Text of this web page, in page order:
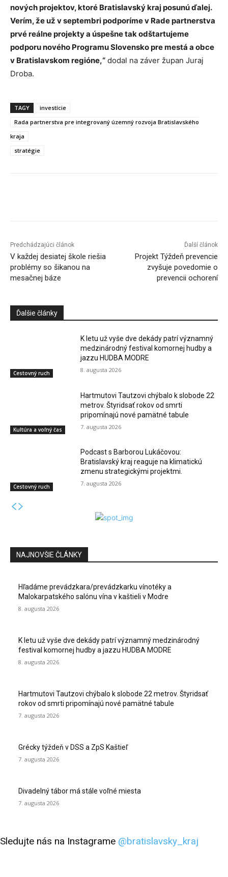
nových projektov, ktoré Bratislavský kraj posunú ďalej.
Verím, že už v septembri podporíme v Rade partnerstva
prvé reálne projekty a úspešne tak odštartujeme
podporu nového Programu Slovensko pre mestá a obce
v Bratislavskom regióne,“ dodal na záver župan Juraj
Droba.
TAGY
investície
Rada partnerstva pre integrovaný územný rozvoja Bratislavského
kraja
stratégie
Predchádzajúci článok
V každej desiatej škole riešia
problémy so šikanou na
mesačnej báze
Ďalší článok
Projekt Týždeň prevencie
zvyšuje povedomie o
prevencii ochorení
Ďalšie články
Cestovný ruch
K letu už vyše dve dekády patrí významný
medzinárodný festival komornej hudby a
jazzu HUDBA MODRE
8. augusta 2026
Kultúra a voľný čas
Hartmutovi Tautzovi chýbalo k slobode 22
metrov. Štyridsať rokov od smrti
pripomínajú nové pamätné tabule
7. augusta 2026
Cestovný ruch
Podcast s Barborou Lukáčovou:
Bratislavský kraj reaguje na klimatickú
zmenu strategickými projektmi.
7. augusta 2026
NAJNOVŠIE ČLÁNKY
Hľadáme prevádzkara/prevádzkarku vínotéky a
Malokarpatského salónu vína v kaštieli v Modre
8. augusta 2026
K letu už vyše dve dekády patrí významný medzinárodný
festival komornej hudby a jazzu HUDBA MODRE
8. augusta 2026
Hartmutovi Tautzovi chýbalo k slobode 22 metrov. Štyridsať
rokov od smrti pripomínajú nové pamätné tabule
7. augusta 2026
Grécky týždeň v DSS a ZpS Kaštieľ
7. augusta 2026
Divadelný tábor má stále voľné miesta
7. augusta 2026
Sledujte nás na Instagrame @bratislavsky_kraj